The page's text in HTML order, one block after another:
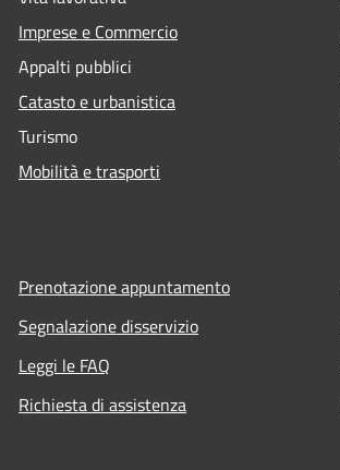
Imprese e Commercio
Appalti pubblici
Catasto e urbanistica
Turismo
Mobilità e trasporti
Prenotazione appuntamento
Segnalazione disservizio
Leggi le FAQ
Richiesta di assistenza